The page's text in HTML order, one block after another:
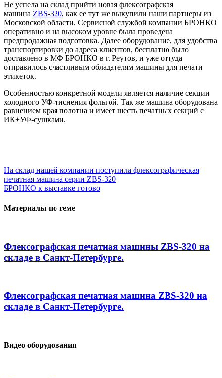
Не успела на склад прийти новая флексографская
машина ZBS-320, как ее тут же выкупили наши партнеры из
Московской области. Сервисной службой компании БРОНКО
оперативно и на высоком уровне была проведена
предпродажная подготовка. Далее оборудование, для удобства
транспортировки до адреса клиентов, бесплатно было
доставлено в МФ БРОНКО в г. Реутов, и уже оттуда
отправилось счастливым обладателям машины для печати
этикеток.
Особенностью конкретной модели является наличие секции
холодного УФ-тиснения фольгой. Так же машина оборудована
равнением края полотна и имеет шесть печатных секций с
ИК+УФ-сушками.
Навигация
по
На склад нашей компании поступила флексографическая
печатная машина серии ZBS-320
БРОНКО к выставке готово
Материалы по теме
Флексографская печатная машины ZBS-320 на
складе в Санкт-Петербурге.
Флексографская печатная машина ZBS-320 на
складе в Санкт-Петербурге.
Видео оборудования